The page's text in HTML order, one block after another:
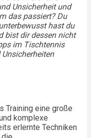
Unsicherheit und
das passiert? Du
hast du
bist dir dessen nicht
im Tischtennis
Training eine große
komplexe
erlernte Techniken